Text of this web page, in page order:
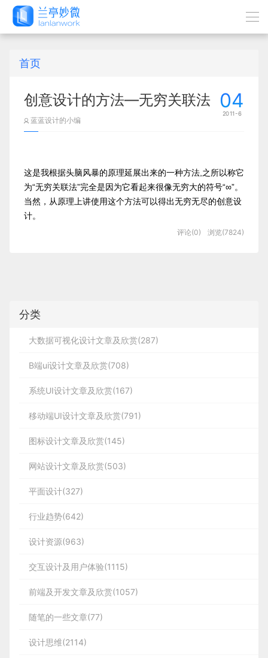
首页
04
2011-6
创意设计的方法—无穷关联法
蓝蓝设计的小编
这是我根据头脑风暴的原理延展出来的一种方法,之所以称它
为“无穷关联法”完全是因为它看起来很像无穷大的符号“∞”。
当然，从原理上讲使用这个方法可以得出无穷无尽的创意设
计。
在用“绝对伏特加”这个案例来说明这个方法之前，需要先说
评论(0) 浏览(7824)
分类
大数据可视化设计文章及欣赏(287)
B端ui设计文章及欣赏(708)
系统UI设计文章及欣赏(167)
移动端UI设计文章及欣赏(791)
图标设计文章及欣赏(145)
网站设计文章及欣赏(503)
平面设计(327)
行业趋势(642)
设计资源(963)
交互设计及用户体验(1115)
前端及开发文章及欣赏(1057)
随笔的一些文章(77)
设计思维(2114)